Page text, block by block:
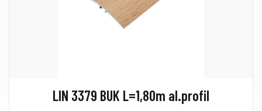
LIN 3379 BUK L=1,80m al.profil